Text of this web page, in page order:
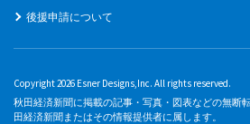
後援申請について
Copyright 2026 Esner Designs,Inc. All rights reserved.
秋田経済新聞に掲載の記事・写真・図表などの無断
田経済新聞またはその情報提供者に属します。